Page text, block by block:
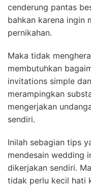
cenderung pantas
bahkan karena ingin
pernikahan.
Maka tidak
membutuhkan
invitations simple
merampingkan
mengerjakan
sendiri.
Inilah sebagian tips
mendesain wedding
dikerjakan sendiri.
tidak perlu kecil hati